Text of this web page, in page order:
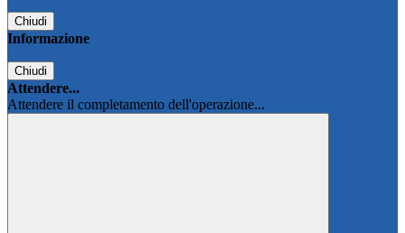
Chiudi
Informazione
Chiudi
Attendere...
Attendere il completamento dell'operazione...